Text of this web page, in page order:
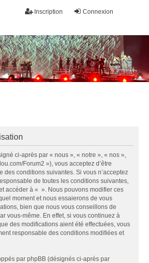
Connexion
Inscription
ci-après par « nous », « notre », « nos »,
Forum2 »), vous acceptez d’être
des conditions suivantes. Si vous n’acceptez
de toutes les conditions suivantes,
accéder à « ». Nous pouvons modifier ces
moment et nous essaierons de vous
bien que nous vous conseillons de
vous-même. En effet, si vous continuez à
des modifications aient été effectuées, vous
responsable des conditions modifiées et
par phpBB (désignés ci-après par